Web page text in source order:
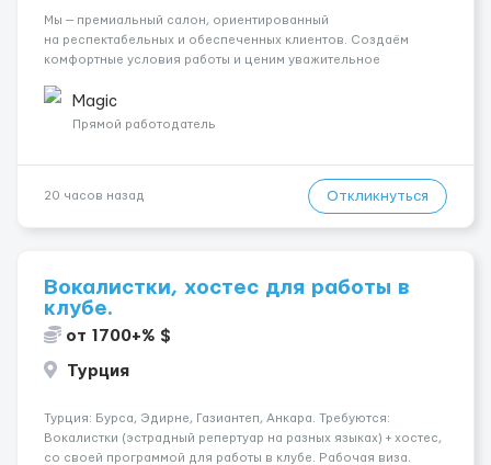
Мы — премиальный салон, ориентированный
на респектабельных и обеспеченных клиентов. Создаём
комфортные условия работы и ценим уважительное
💎 Высокий доход — от 2000 € в неделю и выше 💎 Честная
сис...
Magic
Прямой работодатель
20 часов назад Откликнуться
Вокалистки, хостес для работы в
клубе.
от 1700+% $
Турция
Турция: Бурса, Эдирне, Газиантеп, Анкара. Требуются:
Вокалистки (эстрадный репертуар на разных языках) + хостеc,
со своей программой для работы в клубе. Рабочая виза.